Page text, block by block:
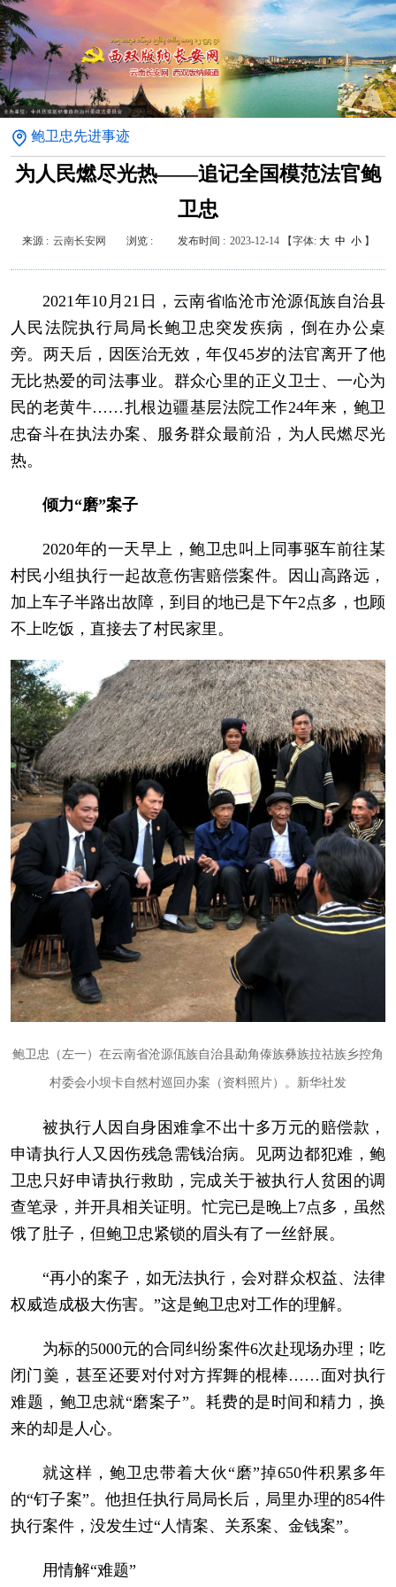
鲍卫忠先进事迹
为人民燃尽光热——追记全国模范法官鲍
卫忠
来源 : 云南长安网 浏览 : 发布时间 : 2023-12-14【字体: 大 中 小 】
2021年10月21日，云南省临沧市沧源佤族自治县
人民法院执行局局长鲍卫忠突发疾病，倒在办公桌
旁。两天后，因医治无效，年仅45岁的法官离开了他
无比热爱的司法事业。群众心里的正义卫士、一心为
民的老黄牛……扎根边疆基层法院工作24年来，鲍卫
忠奋斗在执法办案、服务群众最前沿，为人民燃尽光
热。
倾力“磨”案子
2020年的一天早上，鲍卫忠叫上同事驱车前往某
村民小组执行一起故意伤害赔偿案件。因山高路远，
加上车子半路出故障，到目的地已是下午2点多，也顾
不上吃饭，直接去了村民家里。
鲍卫忠（左一）在云南省沧源佤族自治县勐角傣族彝族拉祜族乡控角
村委会小坝卡自然村巡回办案（资料照片）。新华社发
被执行人因自身困难拿不出十多万元的赔偿款，
申请执行人又因伤残急需钱治病。见两边都犯难，鲍
卫忠只好申请执行救助，完成关于被执行人贫困的调
查笔录，并开具相关证明。忙完已是晚上7点多，虽然
饿了肚子，但鲍卫忠紧锁的眉头有了一丝舒展。
“再小的案子，如无法执行，会对群众权益、法律
权威造成极大伤害。”这是鲍卫忠对工作的理解。
为标的5000元的合同纠纷案件6次赴现场办理；吃
闭门羹，甚至还要对付对方挥舞的棍棒……面对执行
难题，鲍卫忠就“磨案子”。耗费的是时间和精力，换
来的却是人心。
就这样，鲍卫忠带着大伙“磨”掉650件积累多年
的“钉子案”。他担任执行局局长后，局里办理的854件
执行案件，没发生过“人情案、关系案、金钱案”。
用情解“难题”